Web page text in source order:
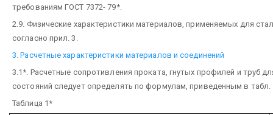
требованиям ГОСТ 7372- 79*.
2.9. Физические характеристики материалов, применяемых для
согласно прил. 3.
3. Расчетные характеристики материалов и соединений
3.1*. Расчетные сопротивления проката, гнутых профилей и труб
состояний следует определять по формулам, приведенным в табл.
Таблица 1*